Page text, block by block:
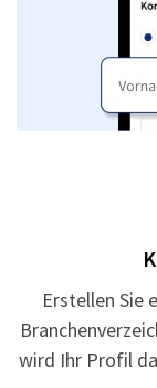
Erstellen Sie
wird Ihr Profil